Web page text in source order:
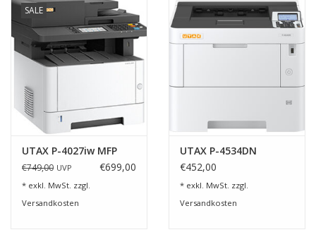
SALE
UTAX P-4027iw MFP
€749,00 UVP €699,00
* exkl. MwSt. zzgl.
Versandkosten
UTAX P-4534DN
€452,00
* exkl. MwSt. zzgl.
Versandkosten